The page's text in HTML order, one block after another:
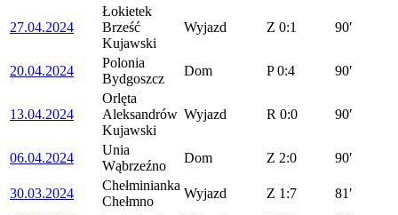
27.04.2024
Łokietek
Brześć
Kujawski
Wyjazd Z 0:1 90′
20.04.2024
Polonia
Bydgoszcz
Dom P 0:4 90′
13.04.2024
Orlęta
Aleksandrów
Kujawski
Wyjazd R 0:0 90′
06.04.2024
Unia
Wąbrzeźno
Dom Z 2:0 90′
30.03.2024
Chełminianka
Chełmno
Wyjazd Z 1:7
81′